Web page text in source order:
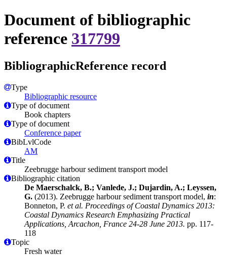
Document of bibliographic
reference 317799
BibliographicReference record
Type
Bibliographic resource
Type of document
Book chapters
Type of document
Conference paper
BibLvlCode
AM
Title
Zeebrugge harbour sediment transport model
Bibliographic citation
De Maerschalck, B.; Vanlede, J.; Dujardin, A.; Leyssen,
G. (2013). Zeebrugge harbour sediment transport model, in:
Bonneton, P. et al. Proceedings of Coastal Dynamics 2013:
Coastal Dynamics Research Emphasizing Practical
Applications, Arcachon, France 24-28 June 2013. pp. 117-
118
Topic
Fresh water